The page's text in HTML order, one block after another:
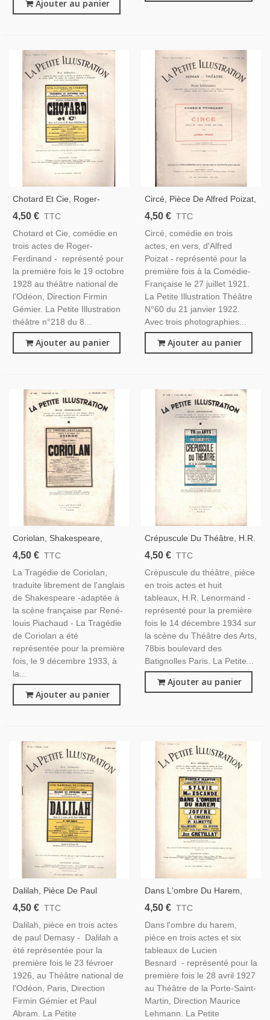
Ajouter au panier
Chotard Et Cie, Roger-
Ferdinand, Acteurs Fernand
- La Petite Illustration
Théâtre N°218 1928
4,50 € TTC
Chotard et Cie, comédie en
trois actes de Roger-
Ferdinand - représenté pour
la première fois le 19 octobre
1928 au théâtre national de
l'Odéon, Direction Firmin
Gémier. La Petite Illustration
théâtre n°218 du 8...
Ajouter au panier
Circé, Pièce De Alfred Poizat,
Comédie-Française, Acteur
Illustration Théâtre N°60
1922
4,50 € TTC
Circé, comédie en trois
actes, en vers, d'Alfred
Poizat - représenté pour la
première fois à la Comédie-
Française le 27 juillet 1921.
La Petite Illustration Théâtre
N°60 du 21 janvier 1922.
Avec trois photographies...
Ajouter au panier
Coriolan, Shakespeare,
Comédie-Française, Acteurs
Roy - La Petite Illustration
Théâtre N°341 1934
4,50 € TTC
La Tragédie de Coriolan,
traduite librement de l'anglais
de Shakespeare -adaptée à
la scène française par René-
louis Piachaud - La Tragédie
de Coriolan a été
représentée pour la première
fois, le 9 décembre 1933, à
la...
Ajouter au panier
Crépuscule Du Théâtre, H.R.
Lenormand, Acteurs Lily
Petite Illustration Théâtre
N°362 1935
4,50 € TTC
Crépuscule du théâtre, pièce
en trois actes et huit
tableaux, H.R. Lenormand -
représenté pour la première
fois le 14 décembre 1934 sur
la scène du Théâtre des Arts,
78bis boulevard des
Batignolles Paris. La Petite...
Ajouter au panier
Dalilah, Pièce De Paul
Demasy, Acteurs Jean Hervé,
Petite Illustration Théâtre
N°161 1926
4,50 € TTC
Dalilah, pièce en trois actes
de paul Demasy - Dalilah a
été représentée pour la
première fois le 23 févroer
1926, au Théâtre national de
l'Odéon, Paris, Direction
Firmin Gémier et Paul
Abram. La Petite
Dans L'ombre Du Harem,
Lucien Besnard, Acteurs
La Petite Illustration Théâtre
N°185 1927
4,50 € TTC
Dans l'ombre du harem,
pièce en trois actes et six
tableaux de Lucien
Besnard - représenté pour la
première fois le 28 avril 1927
au Théâtre de la Porte-Saint-
Martin, Direction Maurice
Lehmann. La Petite